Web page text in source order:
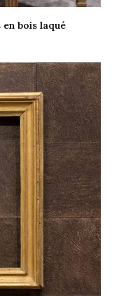
bois laqué